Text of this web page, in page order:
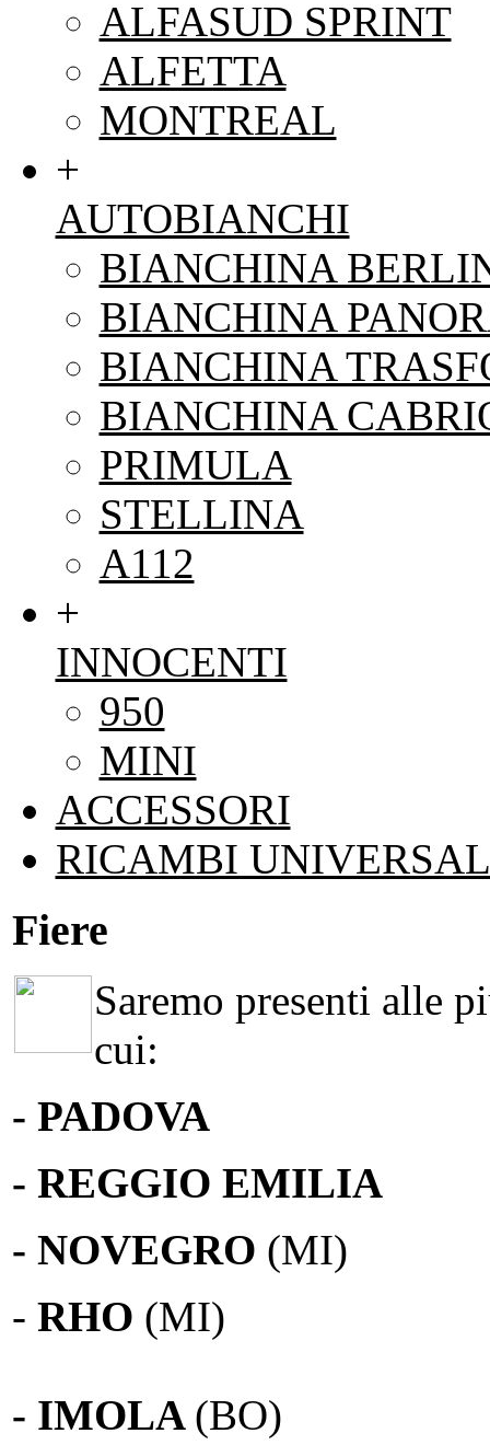
ALFASUD SPRINT
ALFETTA
MONTREAL
+
AUTOBIANCHI
BIANCHINA
BIANCHINA
BIANCHINA
BIANCHINA
PRIMULA
STELLINA
A112
+
INNOCENTI
950
MINI
ACCESSORI
RICAMBI
Fiere
Saremo presenti alle
cui:
- PADOVA
- REGGIO EMILIA
- NOVEGRO (MI)
- RHO (MI)
- IMOLA (BO)